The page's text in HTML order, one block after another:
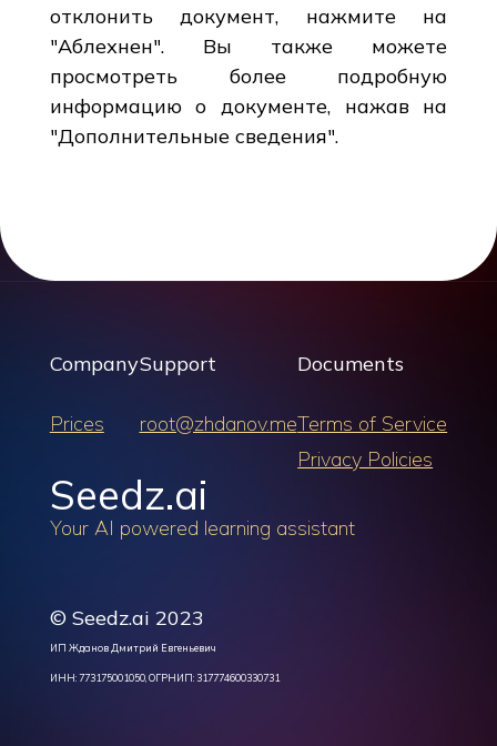
отклонить документ, нажмите на
"Аблехнен". Вы также можете
просмотреть более подробную
информацию о документе, нажав на
"Дополнительные сведения".
Company
Prices
Support
root@zhdanov.me
Documents
Terms of Service
Privacy Policies
Seedz.ai
Your AI powered learning assistant
© Seedz.ai 2023
ИП Жданов Дмитрий Евгеньевич
ИНН: 773175001050, ОГРНИП: 317774600330731